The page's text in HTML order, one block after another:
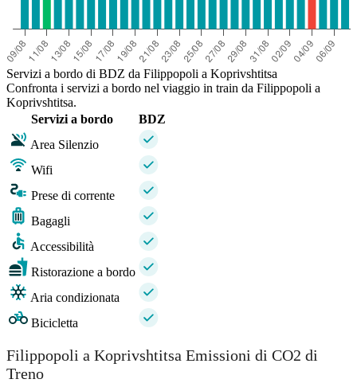
Servizi a bordo di BDZ da Filippopoli a Koprivshtitsa
Confronta i servizi a bordo nel viaggio in train da Filippopoli a
Koprivshtitsa.
Servizi a bordo
BDZ
Area Silenzio
Wifi
Prese di corrente
Bagagli
Accessibilità
Ristorazione a bordo
Aria condizionata
Bicicletta
Filippopoli a Koprivshtitsa Emissioni di CO2 di
Treno